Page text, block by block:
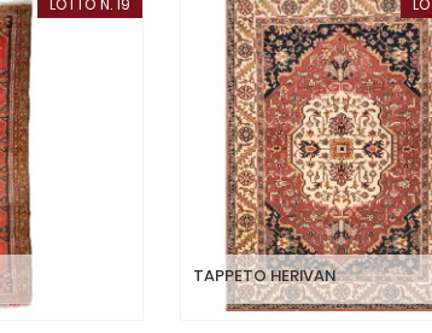
LOTTO N. 19
TAPPETO HERIVAN